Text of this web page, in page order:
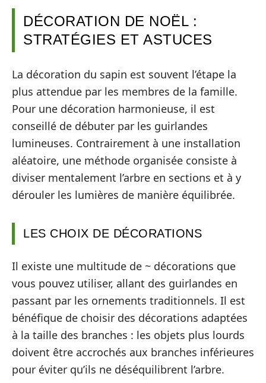
DÉCORATION DE NOËL :
STRATÉGIES ET ASTUCES
La décoration du sapin est souvent l’étape la
plus attendue par les membres de la famille.
Pour une décoration harmonieuse, il est
conseillé de débuter par les guirlandes
lumineuses. Contrairement à une installation
aléatoire, une méthode organisée consiste à
diviser mentalement l’arbre en sections et à y
dérouler les lumières de manière équilibrée.
LES CHOIX DE DÉCORATIONS
Il existe une multitude de ~ décorations que
vous pouvez utiliser, allant des guirlandes en
passant par les ornements traditionnels. Il est
bénéfique de choisir des décorations adaptées
à la taille des branches : les objets plus lourds
doivent être accrochés aux branches inférieures
pour éviter qu’ils ne déséquilibrent l’arbre.